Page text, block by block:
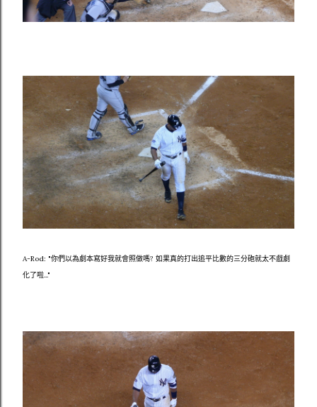
A-Rod: "你們以為劇本寫好我就會照做嗎? 如果真的打出追平比數的三分砲就太不戲劇
化了啦..."